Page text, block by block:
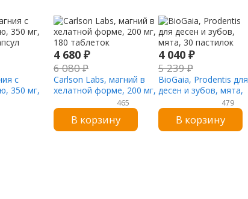
с
350 мг,
4 680₽
6 080₽
Carlson Labs, магний в
хелатной форме, 200 мг,
465
В корзину
4 040 ₽
5 239₽
BioGaia, Prodentis для
десен и зубов, мята,
479
В корзину